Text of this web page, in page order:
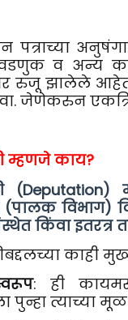
पत्राच्या
व अन्य
रुजू झालेले आहेत.
जेणेकरुन
म्हणजे काय?
विभाग)
किंवा इतरत्र
काही
: ही
पुन्हा त्याच्या